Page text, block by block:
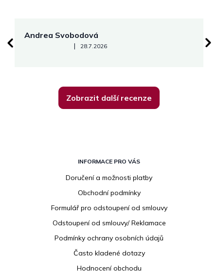
Andrea Svobodová
Hodnocení obchodu je 5 z 5 hvězdiček.
| 28.7.2026
Zobrazit další recenze
INFORMACE PRO VÁS
Doručení a možnosti platby
Obchodní podmínky
Formulář pro odstoupení od smlouvy
Odstoupení od smlouvy/ Reklamace
Podmínky ochrany osobních údajů
Často kladené dotazy
Hodnocení obchodu